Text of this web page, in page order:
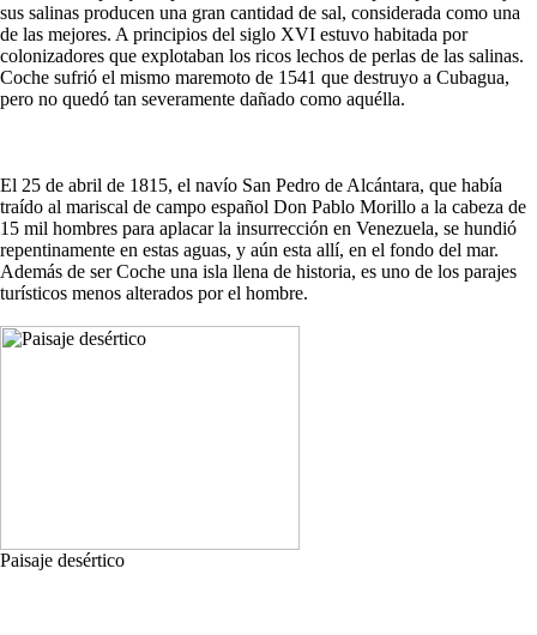
sus salinas producen una gran cantidad de sal, considerada como una
de las mejores. A principios del siglo XVI estuvo habitada por
colonizadores que explotaban los ricos lechos de perlas de las salinas.
Coche sufrió el mismo maremoto de 1541 que destruyo a Cubagua,
pero no quedó tan severamente dañado como aquélla.
El 25 de abril de 1815, el navío San Pedro de Alcántara, que había
traído al mariscal de campo español Don Pablo Morillo a la cabeza de
15 mil hombres para aplacar la insurrección en Venezuela, se hundió
repentinamente en estas aguas, y aún esta allí, en el fondo del mar.
Además de ser Coche una isla llena de historia, es uno de los parajes
turísticos menos alterados por el hombre.
Paisaje desértico